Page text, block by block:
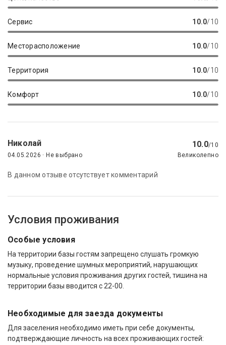
Сервис 10.0/10
Месторасположение 10.0/10
Территория 10.0/10
Комфорт 10.0/10
Николай 10.0/10
04.05.2026 · Не выбрано
Великолепно
В данном отзыве отсутствует комментарий
Условия проживания
Особые условия
На территории базы гостям запрещено слушать громкую
музыку, проведение шумных мероприятий, нарушающих
нормальные условия проживания других гостей, тишина на
территории базы вводится с 22-00.
Необходимые для заезда документы
Для заселения необходимо иметь при себе документы,
подтверждающие личность на всех проживающих гостей: